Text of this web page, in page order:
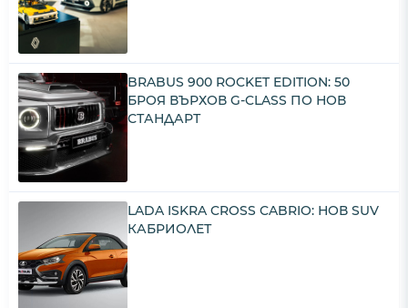
BRABUS 900 ROCKET EDITION: 50
БРОЯ ВЪРХОВ G-CLASS ПО НОВ
СТАНДАРТ
LADA ISKRA CROSS CABRIO: НОВ SUV
КАБРИОЛЕТ